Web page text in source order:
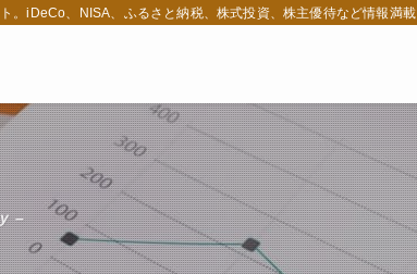
。iDeCo、NISA、ふるさと納税、株式投資、株主優待など情報満載
–